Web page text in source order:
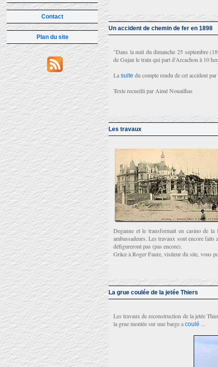
Contact
Plan du site
Un accident de chemin de fer en 1898
"Dans la nuit du dimanche 25 septembre
de Gujan le train qui part d'Arcachon à 10
La suite du compte rendu de cet accident
Texte recueilli par Aimé Nouailhas
Les travaux
Deganne et le transformait en casino de
ambassadeurs. Les travaux sont encore
défigureront pas (pas encore).
Grâce à Roger Faure, visiteur du site, vous
La grue coulée de la jetée Thiers
Les travaux de reconstruction de la jetée
la grue montée sur une barge a coulé ...